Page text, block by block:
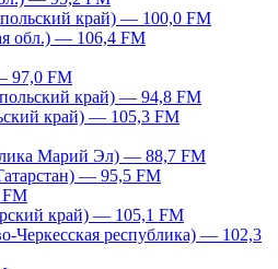
край) — 100,0 FM
обл.) — 106,4 FM
97,0 FM
край) — 94,8 FM
край) — 105,3 FM
Марий Эл) — 88,7 FM
— 95,5 FM
край) — 105,1 FM
Черкесская республика) — 102,3